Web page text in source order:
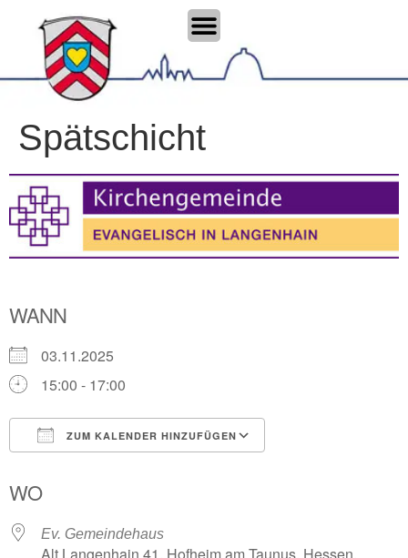
Spätschicht
WANN
03.11.2025
15:00 - 17:00
ZUM KALENDER HINZUFÜGEN
WO
Ev. Gemeindehaus
Alt Langenhain 41, Hofheim am Taunus, Hessen,